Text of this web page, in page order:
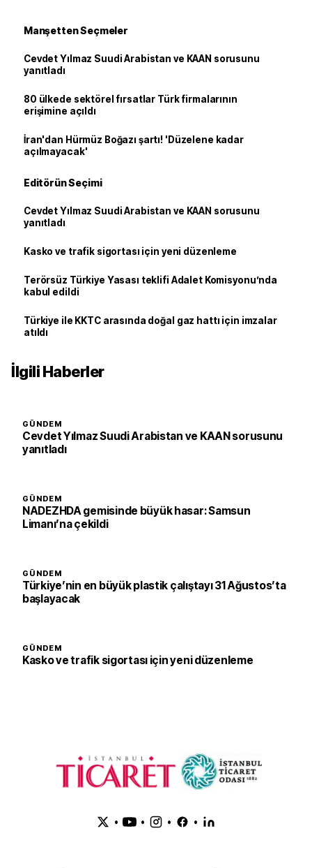
Manşetten Seçmeler
Cevdet Yılmaz Suudi Arabistan ve KAAN sorusunu
yanıtladı
80 ülkede sektörel fırsatlar Türk firmalarının
erişimine açıldı
İran'dan Hürmüz Boğazı şartı! 'Düzelene kadar
açılmayacak'
Editörün Seçimi
Cevdet Yılmaz Suudi Arabistan ve KAAN sorusunu
yanıtladı
Kasko ve trafik sigortası için yeni düzenleme
Terörsüz Türkiye Yasası teklifi Adalet Komisyonu’nda
kabul edildi
Türkiye ile KKTC arasında doğal gaz hattı için imzalar
atıldı
İlgili Haberler
GÜNDEM
Cevdet Yılmaz Suudi Arabistan ve KAAN sorusunu
yanıtladı
GÜNDEM
NADEZHDA gemisinde büyük hasar: Samsun
Limanı’na çekildi
GÜNDEM
Türkiye’nin en büyük plastik çalıştayı 31 Ağustos’ta
başlayacak
GÜNDEM
Kasko ve trafik sigortası için yeni düzenleme
• • • •